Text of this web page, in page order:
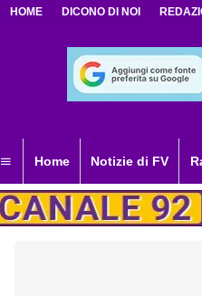
HOME DICONO DI NOI
Home Notizie di FV